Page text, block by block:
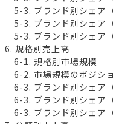
5-3. ブランド別シェア
5-3. ブランド別シェア（
5-3. ブランド別シェア（
6. 規格別売上高
6-1. 規格別市場規模
6-2. 市場規模のポジシ
6-3. ブランド別シェア
6-3. ブランド別シェア
6-3. ブランド別シェア